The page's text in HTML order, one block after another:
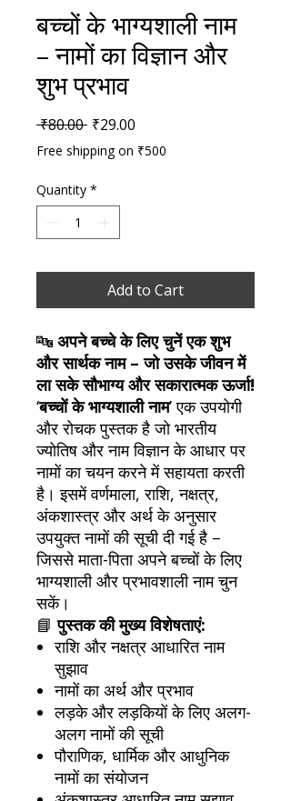
बच्चों के भाग्यशाली नाम
– नामों का विज्ञान और
शुभ प्रभाव
₹80.00 Regular Price
₹29.00
Free shipping on ₹500
Quantity *
Add to Cart
🔤 अपने बच्चे के लिए चुनें एक शुभ
और सार्थक नाम – जो उसके जीवन में
ला सके सौभाग्य और सकारात्मक ऊर्जा!
‘बच्चों के भाग्यशाली नाम’ एक उपयोगी
और रोचक पुस्तक है जो भारतीय
ज्योतिष और नाम विज्ञान के आधार पर
नामों का चयन करने में सहायता करती
है। इसमें वर्णमाला, राशि, नक्षत्र,
अंकशास्त्र और अर्थ के अनुसार
उपयुक्त नामों की सूची दी गई है –
जिससे माता-पिता अपने बच्चों के लिए
भाग्यशाली और प्रभावशाली नाम चुन
सकें।
📘पुस्तक की मुख्य विशेषताएं:
राशि और नक्षत्र आधारित नाम
सुझाव
नामों का अर्थ और प्रभाव
लड़के और लड़कियों के लिए अलग-
अलग नामों की सूची
पौराणिक, धार्मिक और आधुनिक
नामों का संयोजन